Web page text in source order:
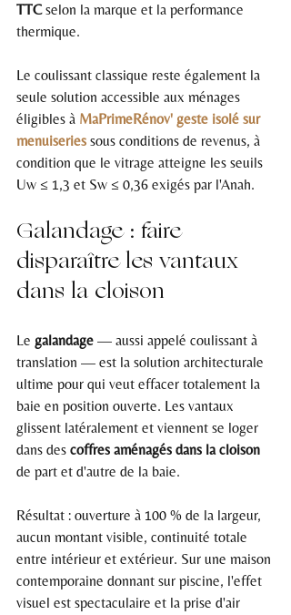
TTC selon la marque et la performance
thermique.
Le coulissant classique reste également la
seule solution accessible aux ménages
éligibles à MaPrimeRénov' geste isolé sur
menuiseries sous conditions de revenus, à
condition que le vitrage atteigne les seuils
Uw ≤ 1,3 et Sw ≤ 0,36 exigés par l'Anah.
Galandage : faire
disparaître les vantaux
dans la cloison
Le galandage — aussi appelé coulissant à
translation — est la solution architecturale
ultime pour qui veut effacer totalement la
baie en position ouverte. Les vantaux
glissent latéralement et viennent se loger
dans des coffres aménagés dans la cloison
de part et d'autre de la baie.
Résultat : ouverture à 100 % de la largeur,
aucun montant visible, continuité totale
entre intérieur et extérieur. Sur une maison
contemporaine donnant sur piscine, l'effet
visuel est spectaculaire et la prise d'air